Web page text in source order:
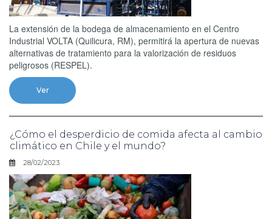
La extensión de la bodega de almacenamiento en el Centro
Industrial VOLTA (Quilicura, RM), permitirá la apertura de nuevas
alternativas de tratamiento para la valorización de residuos
peligrosos (RESPEL).
Ver
¿Cómo el desperdicio de comida afecta al cambio
climático en Chile y el mundo?
28/02/2023